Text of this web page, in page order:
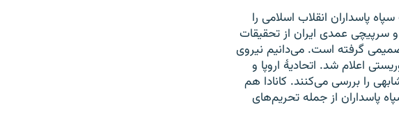
پاسداران انقلاب اسلامی را
سرپیچی عمدی ایران از تحقیقات
گرفته است. می‌دانیم نیروی
توسط آمریکا تروریستی اعلام شد. اتحادیهٔ اروپا و
را بررسی می‌کنند. کانادا هم
پاسداران از جمله تحریم‌های